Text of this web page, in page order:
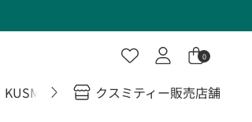
0
KUSMI KLUB クスミティー販売店舗